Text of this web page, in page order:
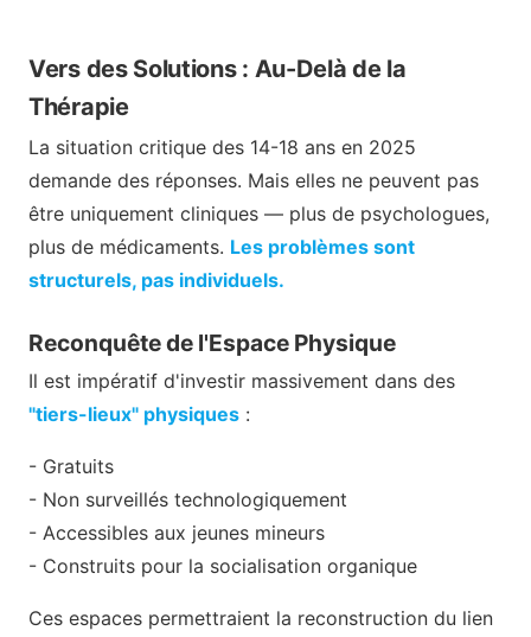
Vers des Solutions : Au-Delà de la
Thérapie
La situation critique des 14-18 ans en 2025
demande des réponses. Mais elles ne peuvent pas
être uniquement cliniques — plus de psychologues,
plus de médicaments. Les problèmes sont
structurels, pas individuels.
Reconquête de l'Espace Physique
Il est impératif d'investir massivement dans des
"tiers-lieux" physiques :
- Gratuits
- Non surveillés technologiquement
- Accessibles aux jeunes mineurs
- Construits pour la socialisation organique
Ces espaces permettraient la reconstruction du lien